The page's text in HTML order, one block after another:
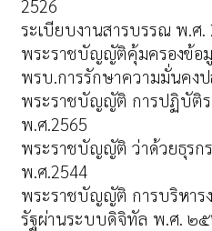
2526
ระเบียบงานสารบรรณ พ.ศ.
พระราชบัญญัติคุ้มครองข้
พรบ.การรักษาความมั่นคง
พระราชบัญญัติ การปฏิบัติร
พ.ศ.2565
พระราชบัญญัติ ว่าด้วยธุรก
พ.ศ.2544
พระราชบัญญัติ การบริหาร
รัฐผ่านระบบดิจิทัล พ.ศ. ๒